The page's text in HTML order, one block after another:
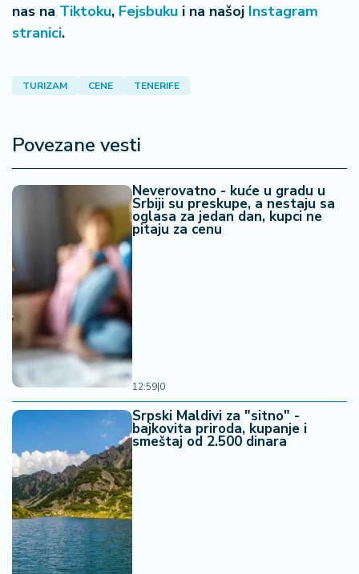
nas na Tiktoku, Fejsbuku i na našoj Instagram
stranici.
TURIZAM CENE TENERIFE
Povezane vesti
Neverovatno - kuće u gradu u
Srbiji su preskupe, a nestaju sa
oglasa za jedan dan, kupci ne
pitaju za cenu
12:59|0
Srpski Maldivi za "sitno" -
bajkovita priroda, kupanje i
smeštaj od 2.500 dinara